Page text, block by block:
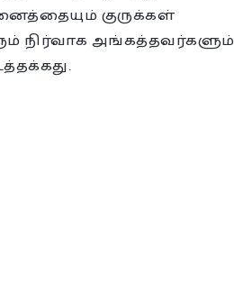
குருக்கள்
நிர்வாக அங்கத்தவர்களும்